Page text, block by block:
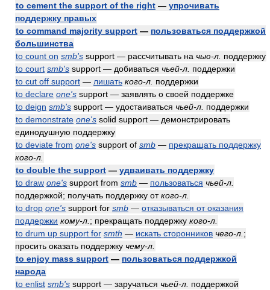
to cement the support of the right — упрочивать
поддержку правых
to command majority support — пользоваться поддержкой
большинства
to count on smb's support — рассчитывать на чью-л. поддержку
to court smb's support — добиваться чьей-л. поддержки
to cut off support — лишать кого-л. поддержки
to declare one's support — заявлять о своей поддержке
to deign smb's support — удостаиваться чьей-л. поддержки
to demonstrate one's solid support — демонстрировать
единодушную поддержку
to deviate from one's support of smb — прекращать поддержку
кого-л.
to double the support — удваивать поддержку
to draw one's support from smb — пользоваться чьей-л.
поддержкой; получать поддержку откого-л.
to drop one's support for smb — отказываться от оказания
поддержки кому-л. ; прекращать поддержку кого-л.
to drum up support for smth — искать сторонников чего-л. ;
просить оказать поддержку чему-л.
to enjoy mass support — пользоваться поддержкой
народа
to enlist smb's support — заручаться чьей-л. поддержкой